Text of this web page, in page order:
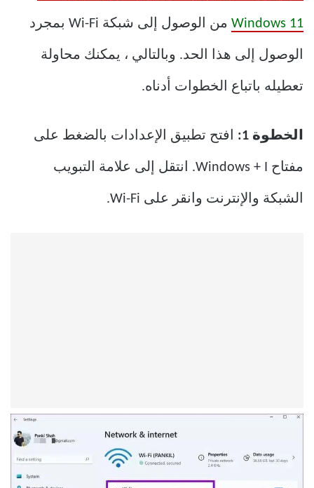
Windows 11 من الوصول إلى شبكة Wi-Fi بمجرد
الوصول إلى هذا الحد. وبالتالي ، يمكنك محاولة
تعطيله باتباع الخطوات أدناه.
الخطوة 1: افتح تطبيق الإعدادات بالضغط على
مفتاح Windows + I. انتقل إلى علامة التبويب
الشبكة والإنترنت وانقر على Wi-Fi.